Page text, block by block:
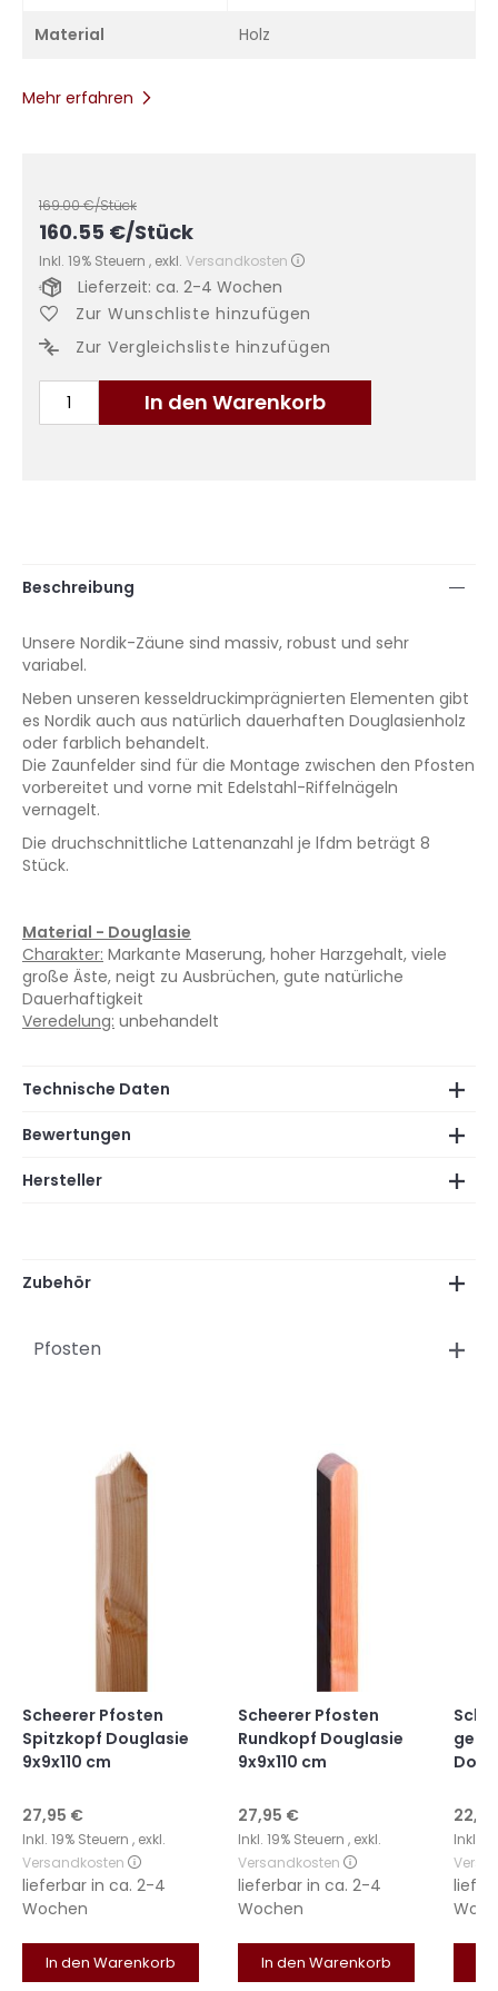
Material Holz
Mehr erfahren
169.00€/Stück
160.55 €/Stück
Inkl. 19% Steuern , exkl. Versandkosten
In den Warenkorb
Lieferzeit: ca. 2-4 Wochen
Zur Wunschliste hinzufügen
Zur Vergleichsliste hinzufügen
Beschreibung
Unsere Nordik-Zäune sind massiv, robust und sehr
variabel.
Neben unseren kesseldruckimprägnierten Elementen gibt
es Nordik auch aus natürlich dauerhaften Douglasienholz
oder farblich behandelt.
Die Zaunfelder sind für die Montage zwischen den Pfosten
vorbereitet und vorne mit Edelstahl-Riffelnägeln
vernagelt.
Die druchschnittliche Lattenanzahl je lfdm beträgt 8
Stück.
Material - Douglasie
Charakter: Markante Maserung, hoher Harzgehalt, viele
große Äste, neigt zu Ausbrüchen, gute natürliche
Dauerhaftigkeit
Veredelung: unbehandelt
Technische Daten
Bewertungen
Hersteller
Zubehör
Pfosten
Scheerer Pfosten
Spitzkopf Douglasie
9x9x110 cm
27,95 €
Inkl. 19% Steuern , exkl.
Versandkosten
lieferbar in ca. 2-4
Wochen
In den Warenkorb
Scheerer Pfosten
Rundkopf Douglasie
9x9x110 cm
27,95 €
Inkl. 19% Steuern , exkl.
Versandkosten
lieferbar in ca. 2-4
Wochen
In den Warenkorb
Inkl.